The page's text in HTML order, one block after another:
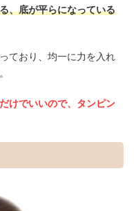
、底が平らになっている
ており、均一に力を入れ
けでいいので、タンピン